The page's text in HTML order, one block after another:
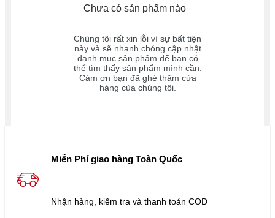
Chưa có sản phẩm nào
Chúng tôi rất xin lỗi vì sự bất tiện
này và sẽ nhanh chóng cập nhật
danh mục sản phẩm để bạn có
thể tìm thấy sản phẩm mình cần.
Cảm ơn bạn đã ghé thăm cửa
hàng của chúng tôi.
Miễn Phí giao hàng Toàn Quốc
Nhận hàng, kiểm tra và thanh toán COD